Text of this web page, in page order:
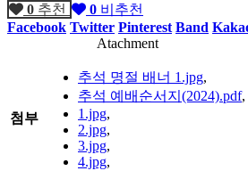
0 추천 0 비추천
Facebook Twitter Pinterest Band
Atachment
첨부
추석 명절 배너 1.jpg,
추석 예배순서지(2024).pdf,
1.jpg,
2.jpg,
3.jpg,
4.jpg,